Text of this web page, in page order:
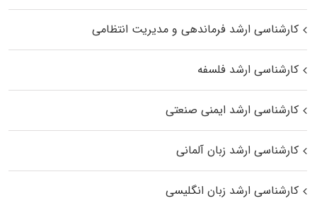
کارشناسی ارشد فرماندهی و مدیریت انتظامی
کارشناسی ارشد فلسفه
کارشناسی ارشد ایمنی صنعتی
کارشناسی ارشد زبان آلمانی
کارشناسی ارشد زبان انگلیسی